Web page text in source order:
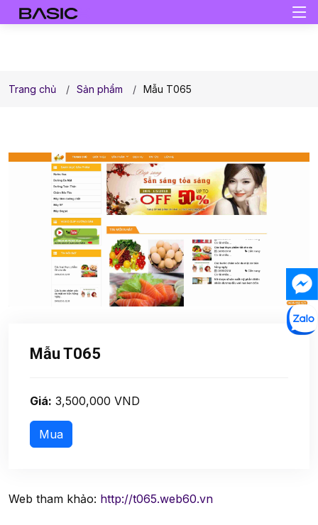
Trang chủ Sản phẩm Mẫu T065
Mẫu T065
Giá: 3,500,000 VND
Web tham khảo: http://t065.web60.vn